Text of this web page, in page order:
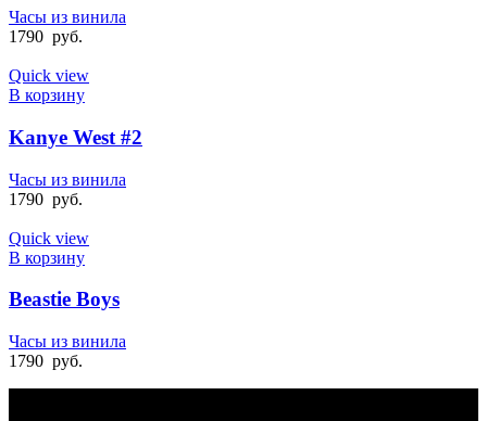
Часы из винила
1790 руб.
Quick view
В корзину
Kanye West #2
Часы из винила
1790 руб.
Quick view
В корзину
Beastie Boys
Часы из винила
1790 руб.